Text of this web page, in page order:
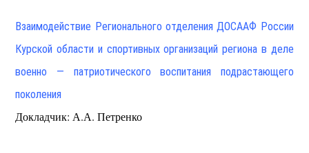
Взаимодействие Регионального отделения ДОСААФ России
Курской области и спортивных организаций региона в деле
военно — патриотического воспитания подрастающего
поколения
Докладчик: А.А. Петренко